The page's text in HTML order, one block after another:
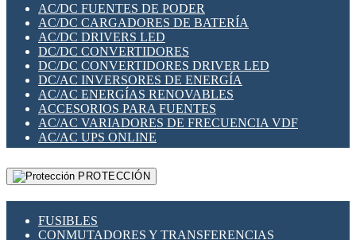
SWITCH Y MICROSWITCH
TARJETAS PI
UNIÓN Y DERIVACIÓN DE CABLE
PLACAS MODULARES IOT
SWITCHES Y REDES WIFI
SOLUCIONES IOT
SOLUCIONES LORAWAN
SOLUCIONES RED CELULAR
SEGURIDAD PARA REDES
SWITCHES LAN
TELEFONÍA IP (VOIP)
VIGILANCIA IP (CCTV)
MESHTASTIC
AC/DC FUENTES DE PODER
AC/DC CARGADORES DE BATERÍA
AC/DC DRIVERS LED
DC/DC CONVERTIDORES
DC/DC CONVERTIDORES DRIVER LED
DC/AC INVERSORES DE ENERGÍA
AC/AC ENERGÍAS RENOVABLES
ACCESORIOS PARA FUENTES
AC/AC VARIADORES DE FRECUENCIA VDF
AC/AC UPS ONLINE
PROTECCIÓN
FUSIBLES
CONMUTADORES Y TRANSFERENCIAS